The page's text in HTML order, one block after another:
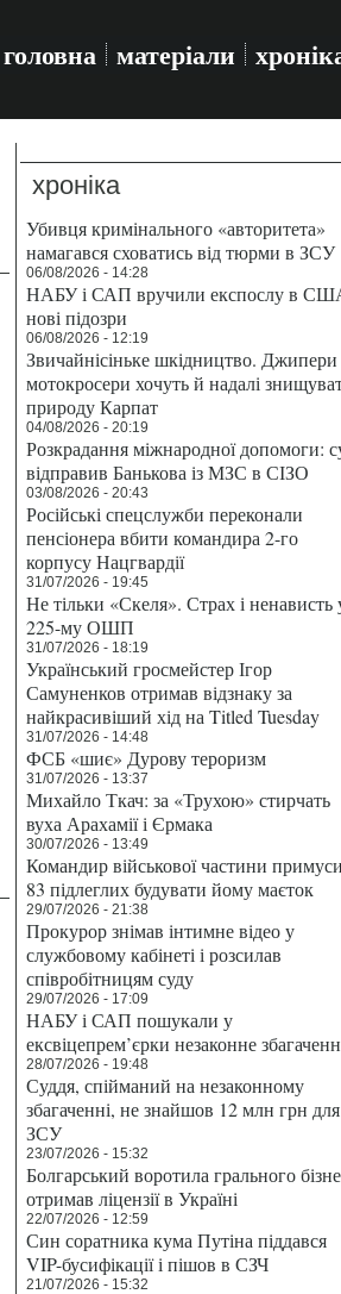
головна матеріали
хроніка
Убивця кримінального «авторитета»
намагався сховатись від тюрми в ЗСУ
06/08/2026 - 14:28
НАБУ і САП вручили експослу в
нові підозри
06/08/2026 - 12:19
Звичайнісіньке шкідництво. Джипери
мотокросери хочуть й надалі
природу Карпат
04/08/2026 - 20:19
Розкрадання міжнародної допомоги:
відправив Банькова із МЗС в СІЗО
03/08/2026 - 20:43
Російські спецслужби переконали
пенсіонера вбити командира 2-го
корпусу Нацгвардії
31/07/2026 - 19:45
Не тільки «Скеля». Страх і ненависть
225-му ОШП
31/07/2026 - 18:19
Український гросмейстер Ігор
Самуненков отримав відзнаку за
найкрасивіший хід на Titled Tuesday
31/07/2026 - 14:48
ФСБ «шиє» Дурову тероризм
31/07/2026 - 13:37
Михайло Ткач: за «Трухою» стирчать
вуха Арахамії і Єрмака
30/07/2026 - 13:49
Командир військової частини
83 підлеглих будувати йому маєток
29/07/2026 - 21:38
Прокурор знімав інтимне відео у
службовому кабінеті і розсилав
співробітницям суду
29/07/2026 - 17:09
НАБУ і САП пошукали у
ексвіцепрем’єрки незаконне
28/07/2026 - 19:48
Суддя, спійманий на незаконному
збагаченні, не знайшов 12 млн грн для
ЗСУ
23/07/2026 - 15:32
Болгарський воротила грального
отримав ліцензії в Україні
22/07/2026 - 12:59
Син соратника кума Путіна піддався
VIP-бусифікації і пішов в СЗЧ
21/07/2026 - 15:32